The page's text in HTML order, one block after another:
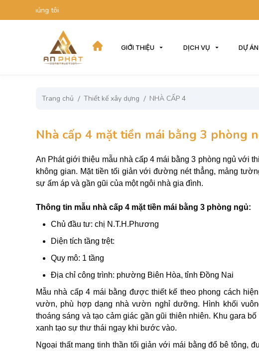
GIỚI THIỆU DỊCH VỤ DỰ ÁN
Trang chủ Thiết kế xây dựng NHÀ CẤP 4
Nhà cấp 4 mặt tiền mái bằng 3 phòng
An Phát giới thiệu mẫu nhà cấp 4 mái bằng 3 phòng ngủ với
không gian. Mặt tiền tối giản với đường nét thẳng, mảng
sự ấm áp và gần gũi của một ngôi nhà gia đình.
Thông tin mẫu nhà cấp 4 mặt tiền mái bằng 3 phòng ngủ:
Chủ đầu tư: chị N.T.H.Phương
Diện tích tầng trệt:
Quy mô: 1 tầng
Địa chỉ công trình: phường Biên Hòa, tỉnh Đồng Nai
Mẫu nhà cấp 4 mái bằng được thiết kế theo phong cách
vườn, phù hợp dạng nhà vườn nghỉ dưỡng. Hình khối
thoáng sáng và tạo cảm giác gần gũi thiên nhiên. Khu gara
xanh tạo sự thư thái ngay khi bước vào.
Ngoại thất mang tinh thần tối giản với mái bằng đổ bê tông,